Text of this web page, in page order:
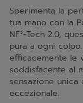
Sperimenta la
tua mano con la
NF²-Tech 2.0,
pura a ogni
efficacemente le
soddisfacente al
sensazione
eccezionale.